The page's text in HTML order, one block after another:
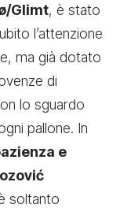
Glimt, è stato
l’attenzione
ma già dotato
di
lo sguardo
pallone. In
e
soltanto